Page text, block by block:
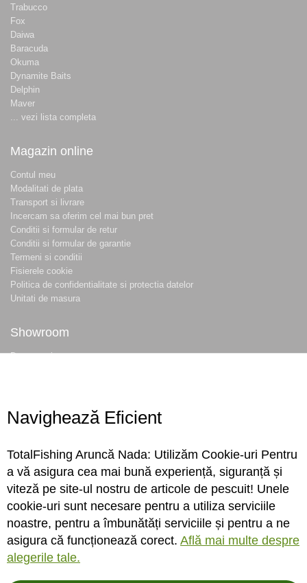
Trabucco
Fox
Daiwa
Baracuda
Okuma
Dynamite Baits
Delphin
Maver
... vezi lista completa
Magazin online
Contul meu
Modalitati de plata
Transport si livrare
Incercam sa oferim cel mai bun pret
Conditii si formular de retur
Conditii si formular de garantie
Termeni si conditii
Fisierele cookie
Politica de confidentialitate si protectia datelor
Unitati de masura
Showroom
Despre noi
Conecteaza-te
Sa ne cunoastem mai bine. Vino alaturi de noi pe reteaua ta preferata. Te
asteptam cu stiri, surprize, concursuri, premii ...
Navighează Eficient
TotalFishing Aruncă Nada: Utilizăm Cookie-uri Pentru
a vă asigura cea mai bună experiență, siguranță și
viteză pe site-ul nostru de articole de pescuit! Unele
cookie-uri sunt necesare pentru a utiliza serviciile
noastre, pentru a îmbunătăți serviciile și pentru a ne
asigura că funcționează corect. Află mai multe despre
alegerile tale.